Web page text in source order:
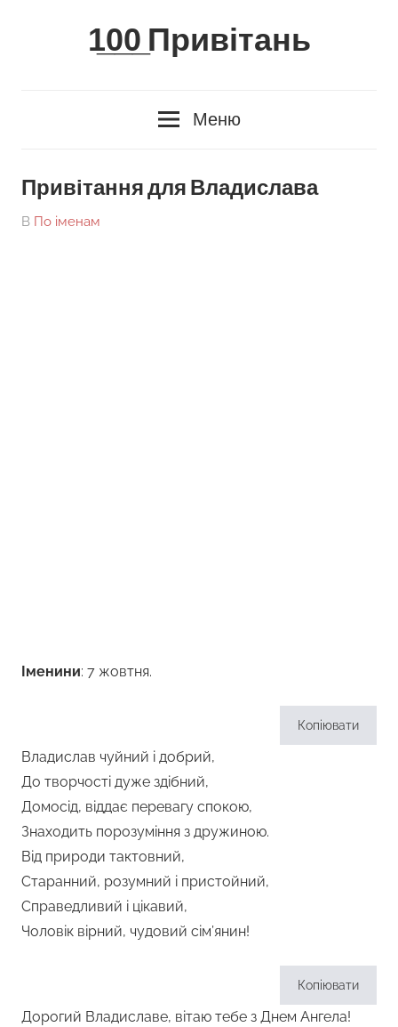
1̲0̲0̲ Привітань
Меню
Привітання для Владислава
On
By
В По іменам
Іменини: 7 жовтня.
Копіювати
Владислав чуйний і добрий,
До творчості дуже здібний,
Домосід, віддає перевагу спокою,
Знаходить порозуміння з дружиною.
Від природи тактовний,
Старанний, розумний і пристойний,
Справедливий і цікавий,
Чоловік вірний, чудовий сім’янин!
Копіювати
Дорогий Владиславе, вітаю тебе з Днем Ангела!